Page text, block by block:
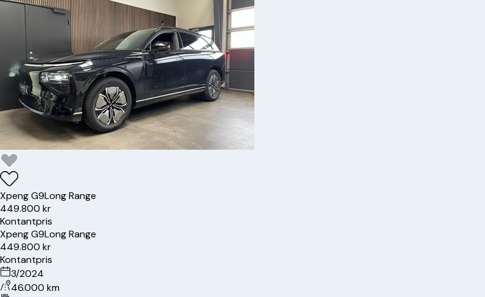
XpengG9Long Range
449.800 kr
Kontantpris
XpengG9Long Range
449.800 kr
Kontantpris
3/2024
46.000 km